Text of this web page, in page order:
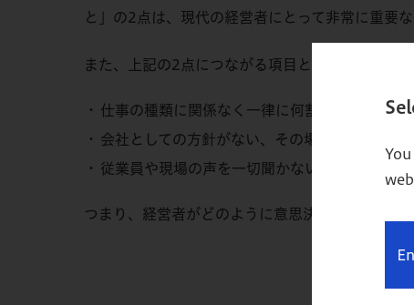
と」の2点は、現代の経営者にとって非常に重要
また、上記の2点につながる項目として、特に否
仕事の種類に関係なく一律に何割と決めて出社
会社としての方針がない、その場しのぎ的なテ
従業員や現場の声を一切聞かない、反映されな
つまり、経営者がどのように意思決定を行い、情